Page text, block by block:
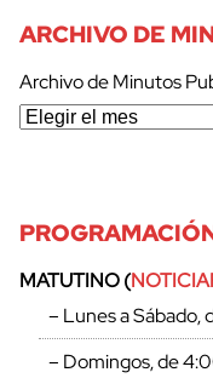
ARCHIVO DE
Archivo de Minutos
MATUTINO (
– Lunes a
– Domingos, de